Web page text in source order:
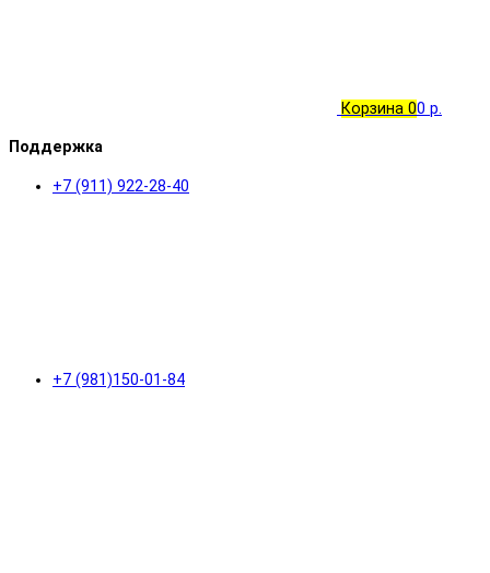
Корзина 00 р.
Поддержка
+7 (911) 922-28-40
+7 (981)150-01-84